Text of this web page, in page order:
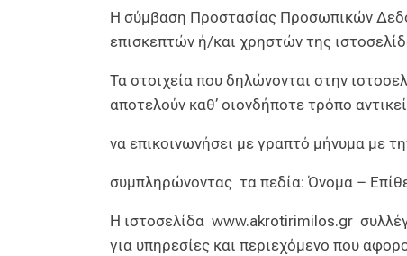
Η σύμβαση Προστασίας Προσωπικών
επισκεπτών ή/και χρηστών της
Τα στοιχεία που δηλώνονται στην
αποτελούν καθ’ οιονδήποτε τρόπο
να επικοινωνήσει με γραπτό μήνυμα με
συμπληρώνοντας τα πεδία: Όνομα –
Η ιστοσελίδα www.akrotirimilos.gr
για υπηρεσίες και περιεχόμενο που